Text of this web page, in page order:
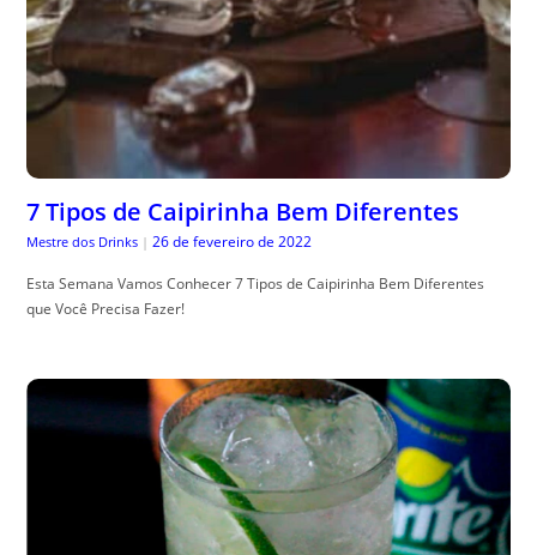
7 Tipos de Caipirinha Bem Diferentes
Mestre dos Drinks | 26 de fevereiro de 2022
Esta Semana Vamos Conhecer 7 Tipos de Caipirinha Bem Diferentes
que Você Precisa Fazer!